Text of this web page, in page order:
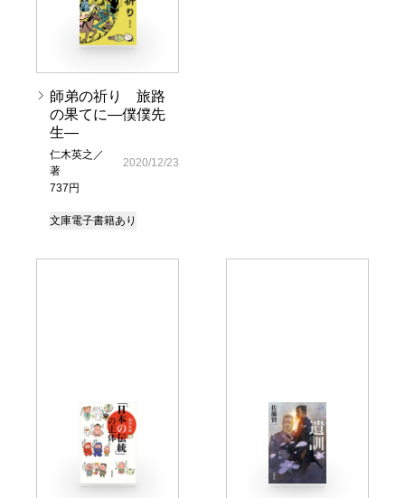
師弟の祈り 旅路
の果てに―僕僕先
生―
仁木英之／
著
737円
2020/12/23
文庫電子書籍あり